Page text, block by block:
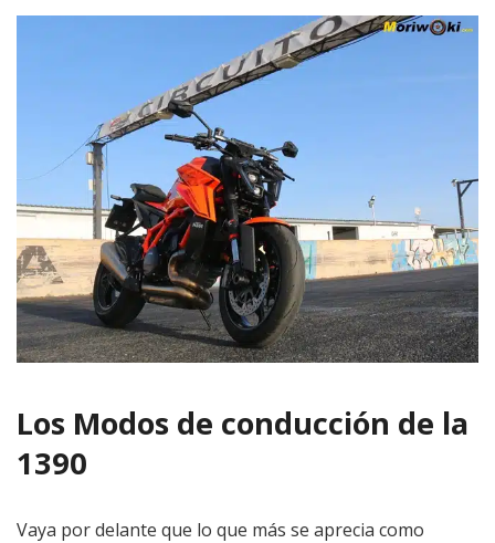
Los Modos de conducción de la
1390
Vaya por delante que lo que más se aprecia como